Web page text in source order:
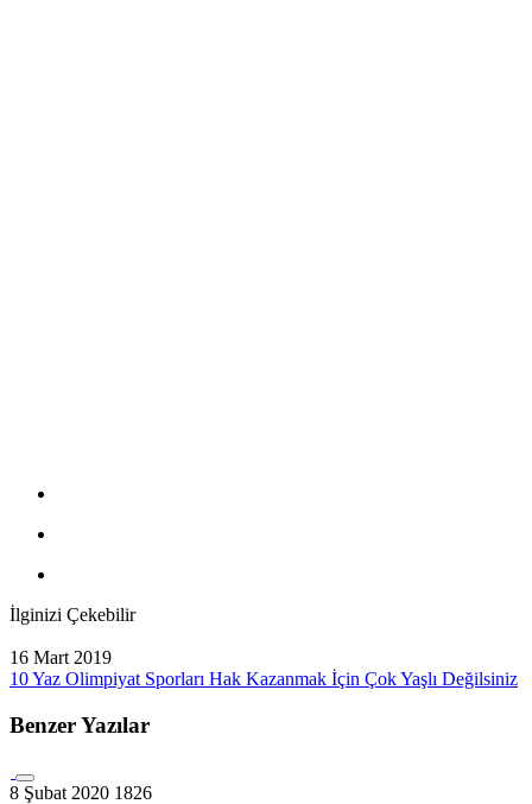
İlginizi Çekebilir
16 Mart 2019
10 Yaz Olimpiyat Sporları Hak Kazanmak İçin Çok Yaşlı Değilsiniz
Benzer Yazılar
8 Şubat 2020 1826